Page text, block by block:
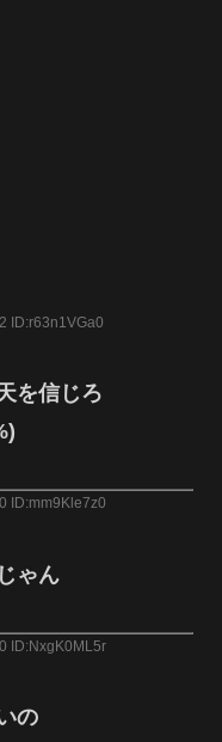
ID:r63n1VGa0
を信じろ
ID:mm9Kle7z0
ゃん
ID:NxgK0ML5r
の